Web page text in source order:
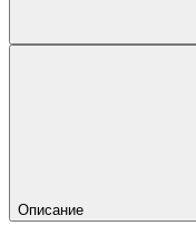
Описание